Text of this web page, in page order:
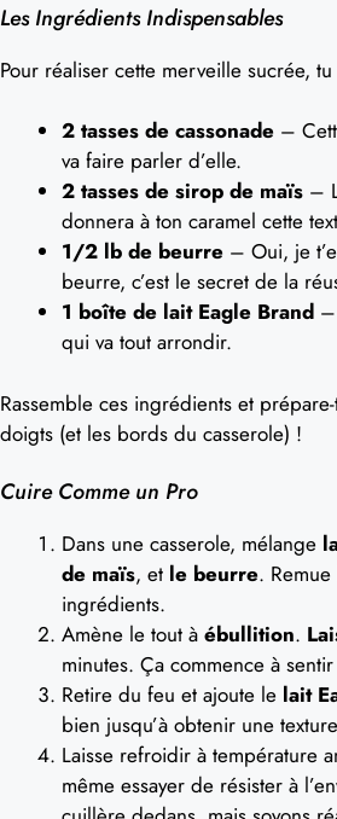
Les Ingrédients Indispensables
Pour réaliser cette merveille sucrée,
2 tasses de cassonade –
va faire parler d’elle.
2 tasses de sirop de maïs –
donnera à ton caramel cette
1/2 lb de beurre – Oui, je
beurre, c’est le secret de la
1 boîte de lait Eagle Brand
qui va tout arrondir.
Rassemble ces ingrédients et
doigts (et les bords du casserole) !
Cuire Comme un Pro
Dans une casserole, mélange
de maïs, et le beurre.
ingrédients.
Amène le tout à ébullition.
minutes. Ça commence à
Retire du feu et ajoute le lait
bien jusqu’à obtenir une
Laisse refroidir à température
même essayer de résister à